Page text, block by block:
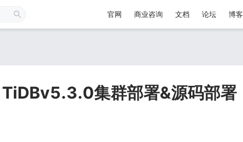
官网 商业咨询 文档 论坛 博客
集群部署&源码部署